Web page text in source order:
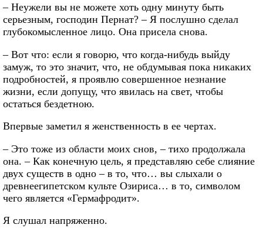
– Неужели вы не можете хоть одну минуту быть
серьезным, господин Пернат? – Я послушно сделал
глубокомысленное лицо. Она присела снова.
– Вот что: если я говорю, что когда-нибудь выйду
замуж, то это значит, что, не обдумывая пока никаких
подробностей, я проявлю совершенное незнание
жизни, если допущу, что явилась на свет, чтобы
остаться бездетною.
Впервые заметил я женственность в ее чертах.
– Это тоже из области моих снов, – тихо продолжала
она. – Как конечную цель, я представляю себе слияние
двух существ в одно – в то, что… вы слыхали о
древнеегипетском культе Озириса… в то, символом
чего является «Гермафродит».
Я слушал напряженно.